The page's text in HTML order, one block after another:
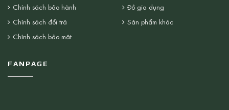
Chính sách bảo hành
Chính sách đổi trả
Chính sách bảo mật
Đồ gia dụng
Sản phẩm khác
FANPAGE